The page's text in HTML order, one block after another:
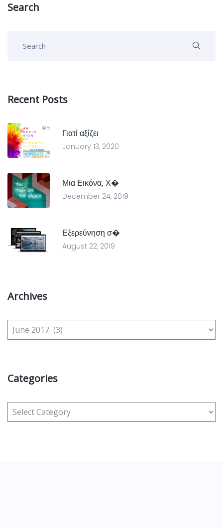
Search
Recent Posts
Γιατί αξίζει
January 13, 2020
Μια Εικόνα, Χ�
December 24, 2019
Εξερεύνηση σ�
August 22, 2019
Archives
Categories